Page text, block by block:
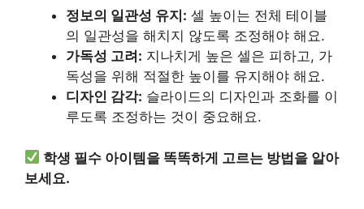
정보의 일관성 유지: 셀 높이는 전체 테이블
의 일관성을 해치지 않도록 조정해야 해요.
가독성 고려: 지나치게 높은 셀은 피하고, 가
독성을 위해 적절한 높이를 유지해야 해요.
디자인 감각: 슬라이드의 디자인과 조화를 이
루도록 조정하는 것이 중요해요.
학생 필수 아이템을 똑똑하게 고르는 방법을 알아
보세요.